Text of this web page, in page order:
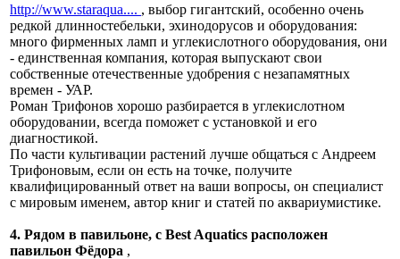
http://www.staraqua.... , выбор гигантский, особенно очень
редкой длинностебельки, эхинодорусов и оборудования:
много фирменных ламп и углекислотного оборудования, они
- единственная компания, которая выпускают свои
собственные отечественные удобрения с незапамятных
времен - УАР.
Роман Трифонов хорошо разбирается в углекислотном
оборудовании, всегда поможет с установкой и его
диагностикой.
По части культивации растений лучше общаться с Андреем
Трифоновым, если он есть на точке, получите
квалифицированный ответ на ваши вопросы, он специалист
с мировым именем, автор книг и статей по аквариумистике.
4. Рядом в павильоне, с Best Aquatics расположен
павильон Фёдора ,